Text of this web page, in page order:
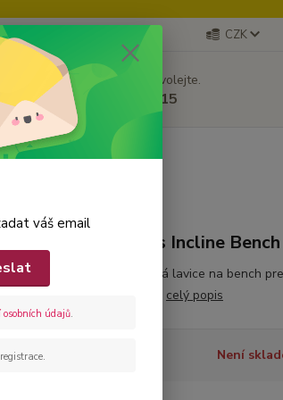
CZK
Nevíte si rady? Zavolejte.
+420 605171715
Multi-Access Incline Bench
Multi polohovatelná lavice na bench
celý popis
Není
váš email
osobních údajů.